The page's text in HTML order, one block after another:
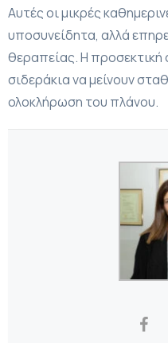
Αυτές οι μικρές
υποσυνείδητα, αλλά
θεραπείας. Η
σιδεράκια να μείνουν
ολοκλήρωση του πλάνου.